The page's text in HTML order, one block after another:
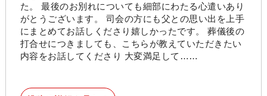
た。 最後のお別れについても細部にわたる心遣いあり
がとうございます。 司会の方にも父との思い出を上手
にまとめてお話しくださり嬉しかったです。 葬儀後の
打合せにつきましても、こちらが教えていただきたい
内容をお話してくださり 大変満足して……